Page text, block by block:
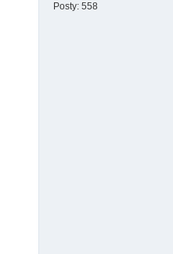
Posty: 558